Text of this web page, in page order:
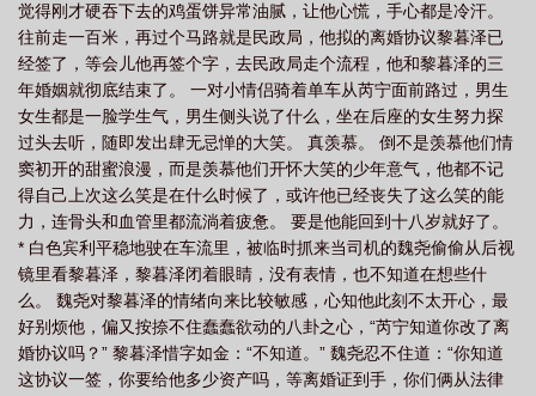
百科 影帝什么时候跟我离婚剧透 影帝多少章表白 影帝什么时候有老婆
了 影帝多少章在一起 影帝什么时候跟我离婚全文免费阅读 影帝什么时候表
白 影帝主角什么时候在一起的
觉得刚才硬吞下去的鸡蛋饼异常油腻，让他心慌，手心都是冷汗。
往前走一百米，再过个马路就是民政局，他拟的离婚协议黎暮泽已
经签了，等会儿他再签个字，去民政局走个流程，他和黎暮泽的三
年婚姻就彻底结束了。 一对小情侣骑着单车从芮宁面前路过，男生
女生都是一脸学生气，男生侧头说了什么，坐在后座的女生努力探
过头去听，随即发出肆无忌惮的大笑。 真羡慕。 倒不是羡慕他们情
窦初开的甜蜜浪漫，而是羡慕他们开怀大笑的少年意气，他都不记
得自己上次这么笑是在什么时候了，或许他已经丧失了这么笑的能
力，连骨头和血管里都流淌着疲惫。 要是他能回到十八岁就好了。
* 白色宾利平稳地驶在车流里，被临时抓来当司机的魏尧偷偷从后视
镜里看黎暮泽，黎暮泽闭着眼睛，没有表情，也不知道在想些什
么。 魏尧对黎暮泽的情绪向来比较敏感，心知他此刻不太开心，最
好别烦他，偏又按捺不住蠢蠢欲动的八卦之心，“芮宁知道你改了离
婚协议吗？” 黎暮泽惜字如金：“不知道。” 魏尧忍不住道：“你知道
这协议一签，你要给他多少资产吗，等离婚证到手，你们俩从法律